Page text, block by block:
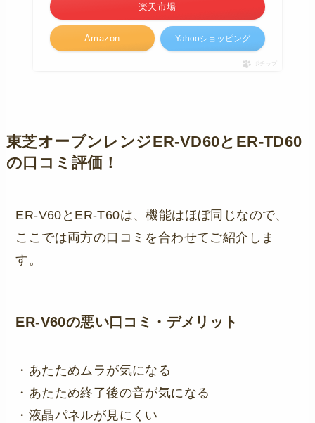
Amazon
楽天市場
Yahooショッピング
ポチップ
東芝オーブンレンジER-VD60とER-TD60
の口コミ評価！
ER-V60とER-T60は、機能はほぼ同じなので、
ここでは両方の口コミを合わせてご紹介しま
す。
ER-V60の悪い口コミ・デメリット
・あたためムラが気になる
・あたため終了後の音が気になる
・液晶パネルが見にくい